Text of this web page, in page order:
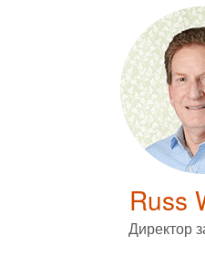
Russ
Директор